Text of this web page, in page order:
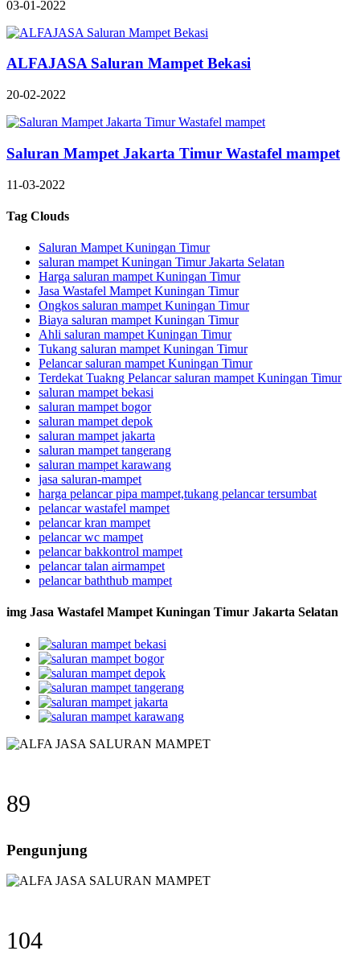
03-01-2022
ALFAJASA Saluran Mampet Bekasi
20-02-2022
Saluran Mampet Jakarta Timur Wastafel mampet
11-03-2022
Tag Clouds
Saluran Mampet Kuningan Timur
saluran mampet Kuningan Timur Jakarta Selatan
Harga saluran mampet Kuningan Timur
Jasa Wastafel Mampet Kuningan Timur
Ongkos saluran mampet Kuningan Timur
Biaya saluran mampet Kuningan Timur
Ahli saluran mampet Kuningan Timur
Tukang saluran mampet Kuningan Timur
Pelancar saluran mampet Kuningan Timur
Terdekat Tuakng Pelancar saluran mampet Kuningan Timur
saluran mampet bekasi
saluran mampet bogor
saluran mampet depok
saluran mampet jakarta
saluran mampet tangerang
saluran mampet karawang
jasa saluran-mampet
harga pelancar pipa mampet,tukang pelancar tersumbat
pelancar wastafel mampet
pelancar kran mampet
pelancar wc mampet
pelancar bakkontrol mampet
pelancar talan airmampet
pelancar baththub mampet
img Jasa Wastafel Mampet Kuningan Timur Jakarta Selatan
89
Pengunjung
104